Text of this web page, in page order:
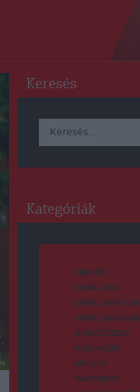
Keresés
Keresés:
Kategóriák
CSÍKSZÉK
DUMA DUBA
DUMA DUBA 2024
DUMA DUBA 2026
GYERGYÓSZÉK
HÁROMSZÉK
HÍRLISTA
MAROSSZÉK